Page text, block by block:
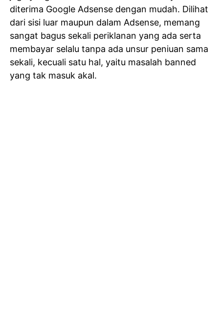
diterima Google Adsense dengan mudah. Dilihat
dari sisi luar maupun dalam Adsense, memang
sangat bagus sekali periklanan yang ada serta
membayar selalu tanpa ada unsur peniuan sama
sekali, kecuali satu hal, yaitu masalah banned
yang tak masuk akal.